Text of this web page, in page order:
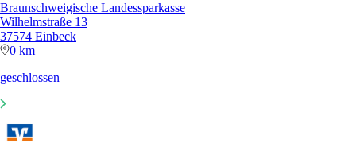
Braunschweigische Landessparkasse
Wilhelmstraße 13
37574 Einbeck
0 km
geschlossen